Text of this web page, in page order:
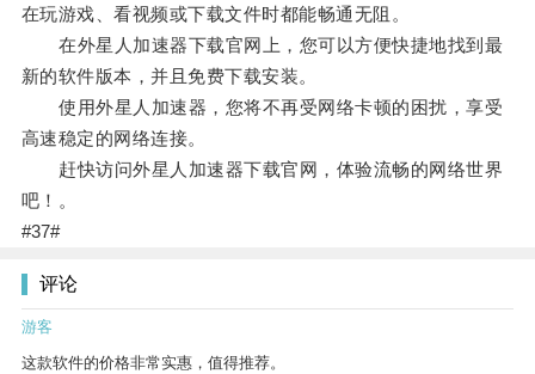
在玩游戏、看视频或下载文件时都能畅通无阻。
在外星人加速器下载官网上，您可以方便快捷地找到最
新的软件版本，并且免费下载安装。
使用外星人加速器，您将不再受网络卡顿的困扰，享受
高速稳定的网络连接。
赶快访问外星人加速器下载官网，体验流畅的网络世界
吧！。
#37#
评论
游客
这款软件的价格非常实惠，值得推荐。